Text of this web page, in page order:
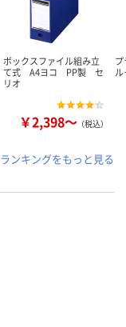
ボックスファイル組み立
て式 A4ヨコ PP製 セ
リオ
￥2,398～ （税込）
ランキングをもっと見る